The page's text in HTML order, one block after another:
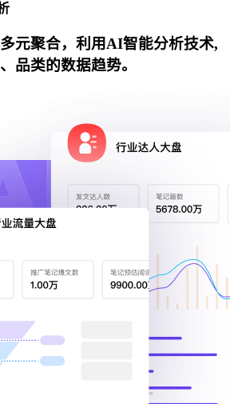
元聚合，利用AI智能分析技术,
品类的数据趋势。